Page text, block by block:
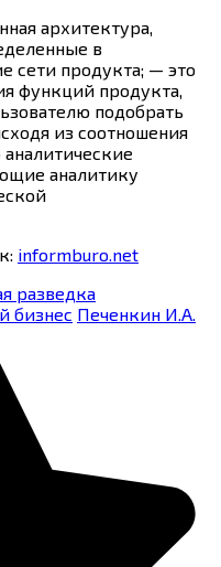
архитектура,
в
сети продукта; — это
функций продукта,
подобрать
из соотношения
аналитику
informburo.net
разведка
бизнес Печенкин И.А.